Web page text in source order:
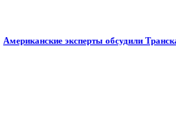
Американские эксперты обсудили